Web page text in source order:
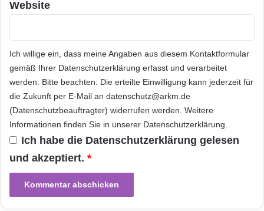
auch über Bluetooth, GPS und eine 5-
Megapixel-Kamera und kommt mit dem
neuesten Android 4.0 (Ice Cream Sandwich)
oder demBetriebssystemWindows Embedded
Handheld 6.5. Verschiedene Akku-Optionen
ermöglichen einen ganzen Tag Arbeit unter
jeglichen Bedingungen und in jeder
Umgebung.
Wie alle in der Produktübersicht
Website
Ich willige ein, dass meine Angaben aus diesem Kontaktformular
gemäß Ihrer Datenschutzerklärung erfasst und verarbeitet
werden. Bitte beachten: Die erteilte Einwilligung kann jederzeit für
die Zukunft per E-Mail an datenschutz@arkm.de
(Datenschutzbeauftragter) widerrufen werden. Weitere
Informationen finden Sie in unserer Datenschutzerklärung
Ich habe die Datenschutzerklärung gelesen
und akzeptiert. *